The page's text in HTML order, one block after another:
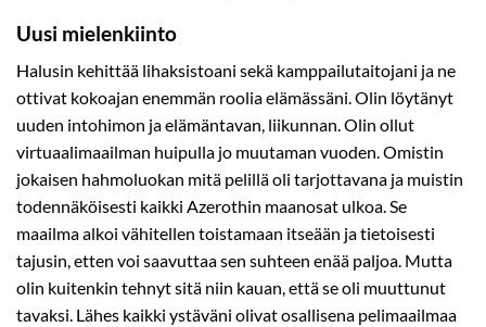
Uusi mielenkiinto
Halusin kehittää lihaksistoani sekä kamppailutaitojani ja ne
ottivat kokoajan enemmän roolia elämässäni. Olin löytänyt
uuden intohimon ja elämäntavan, liikunnan. Olin ollut
virtuaalimaailman huipulla jo muutaman vuoden. Omistin
jokaisen hahmoluokan mitä pelillä oli tarjottavana ja muistin
todennäköisesti kaikki Azerothin maanosat ulkoa. Se
maailma alkoi vähitellen toistamaan itseään ja tietoisesti
tajusin, etten voi saavuttaa sen suhteen enää paljoa. Mutta
olin kuitenkin tehnyt sitä niin kauan, että se oli muuttunut
tavaksi. Lähes kaikki ystäväni olivat osallisena pelimaailmaa